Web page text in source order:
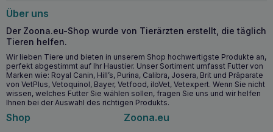
Über uns
Der Zoona.eu-Shop wurde von Tierärzten erstellt, die täglich
Tieren helfen.
Wir lieben Tiere und bieten in unserem Shop hochwertigste Produkte an,
perfekt abgestimmt auf Ihr Haustier. Unser Sortiment umfasst Futter von
Marken wie: Royal Canin, Hill’s, Purina, Calibra, Josera, Brit und Präparate
von VetPlus, Vetoquinol, Bayer, Vetfood, iloVet, Vetexpert. Wenn Sie nicht
wissen, welches Futter Sie wählen sollen, fragen Sie uns und wir helfen
Ihnen bei der Auswahl des richtigen Produkts.
Shop Zoona.eu